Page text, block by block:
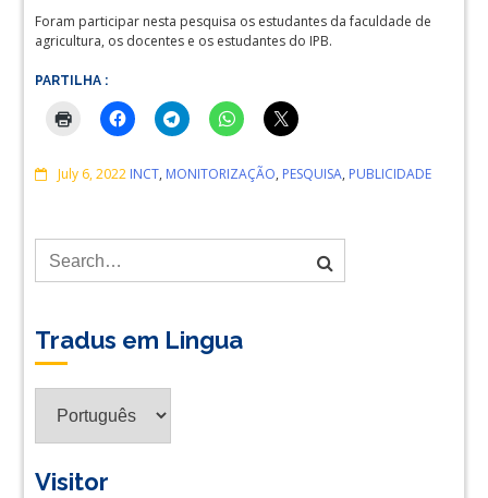
Foram participar nesta pesquisa os estudantes da faculdade de
agricultura, os docentes e os estudantes do IPB.
PARTILHA :
July 6, 2022 Comments
INCT, MONITORIZAÇÃO, PESQUISA, PUBLICIDADE
Tradus em Lingua
Visitor